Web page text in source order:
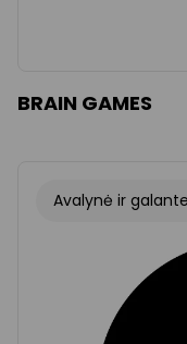
BRAIN GAMES
Avalynė ir